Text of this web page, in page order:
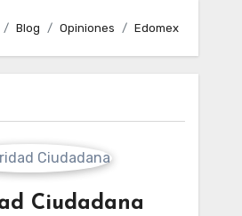
Blog Opiniones Edomex
Ciudadana